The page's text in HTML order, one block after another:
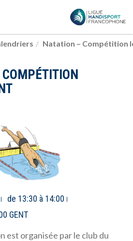
Natation – Compétition
de 13:30 à 14:00
GENT
est organisée par le club du